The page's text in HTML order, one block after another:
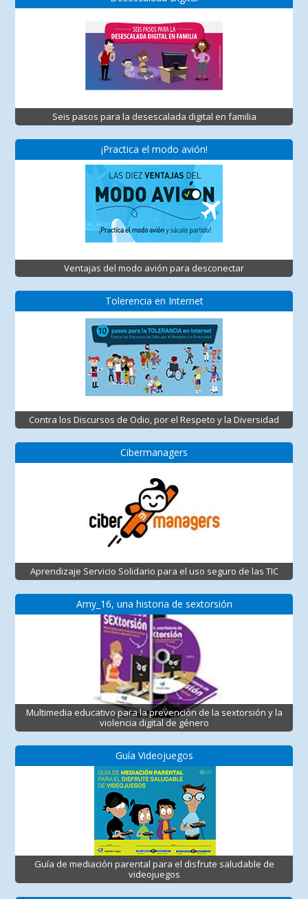
Seis pasos para la desescalada digital en familia
¡Practica el modo avión!
Ventajas del modo avión para desconectar
Tolerencia en Internet
Contra los Discursos de Odio, por el Respeto y la Diversidad
Cibermanagers
Aprendizaje Servicio Solidario para el uso seguro de las TIC
Amy_16, una historia de sextorsión
Multimedia educativo para la prevención de la sextorsión y la
violencia digital de género
Guía Videojuegos
Guía de mediación parental para el disfrute saludable de
videojuegos